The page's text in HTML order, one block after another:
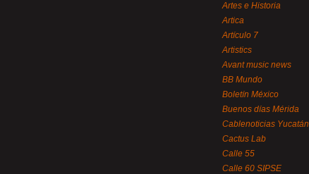
Artes e Historia
Artica
Artículo 7
Artistics
Avant music news
BB Mundo
Boletín México
Buenos días Mérida
Cablenoticias Yucatán
Cactus Lab
Calle 55
Calle 60 SIPSE